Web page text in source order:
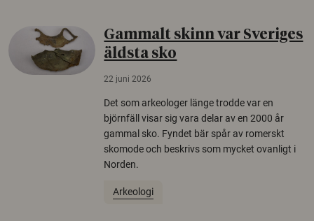
Gammalt skinn var Sveriges
äldsta sko
22 juni 2026
Det som arkeologer länge trodde var en
björnfäll visar sig vara delar av en 2000 år
gammal sko. Fyndet bär spår av romerskt
skomode och beskrivs som mycket ovanligt i
Norden.
Arkeologi